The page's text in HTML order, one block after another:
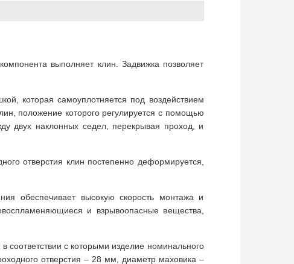
выполняет клин. Задвижка позволяет
которая самоуплотняется под воздействием
положение которого регулируется с помощью
двух наклонных седел, перекрывая проход, и
отверстия клин постепенно деформируется,
обеспечивает высокую скорость монтажа и
и взрывоопасные вещества,
соответствии с которыми изделие номинального
отверстия – 28 мм, диаметр маховика –